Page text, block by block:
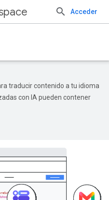
Acceder
traducir contenido a tu idioma
con IA pueden contener